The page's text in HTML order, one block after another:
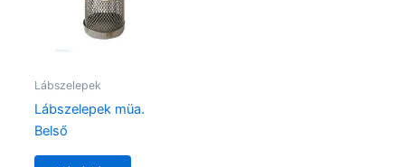
Lábszelepek
Lábszelepek müa.
Belső